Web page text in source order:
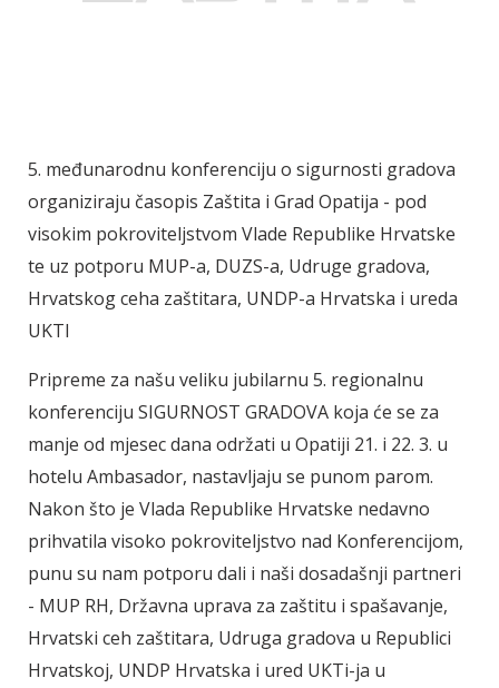
5. međunarodnu konferenciju o sigurnosti gradova
organiziraju časopis Zaštita i Grad Opatija - pod
visokim pokroviteljstvom Vlade Republike Hrvatske
te uz potporu MUP-a, DUZS-a, Udruge gradova,
Hrvatskog ceha zaštitara, UNDP-a Hrvatska i ureda
UKTI
Pripreme za našu veliku jubilarnu 5. regionalnu
konferenciju SIGURNOST GRADOVA koja će se za
manje od mjesec dana održati u Opatiji 21. i 22. 3. u
hotelu Ambasador, nastavljaju se punom parom.
Nakon što je Vlada Republike Hrvatske nedavno
prihvatila visoko pokroviteljstvo nad Konferencijom,
punu su nam potporu dali i naši dosadašnji partneri
- MUP RH, Državna uprava za zaštitu i spašavanje,
Hrvatski ceh zaštitara, Udruga gradova u Republici
Hrvatskoj, UNDP Hrvatska i ured UKTi-ja u